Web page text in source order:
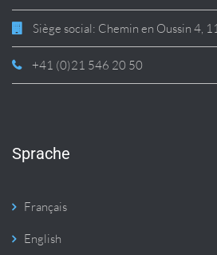
Siège social: Chemin en Oussin 4,
+41 (0)21 546 20 50
Sprache
Français
English